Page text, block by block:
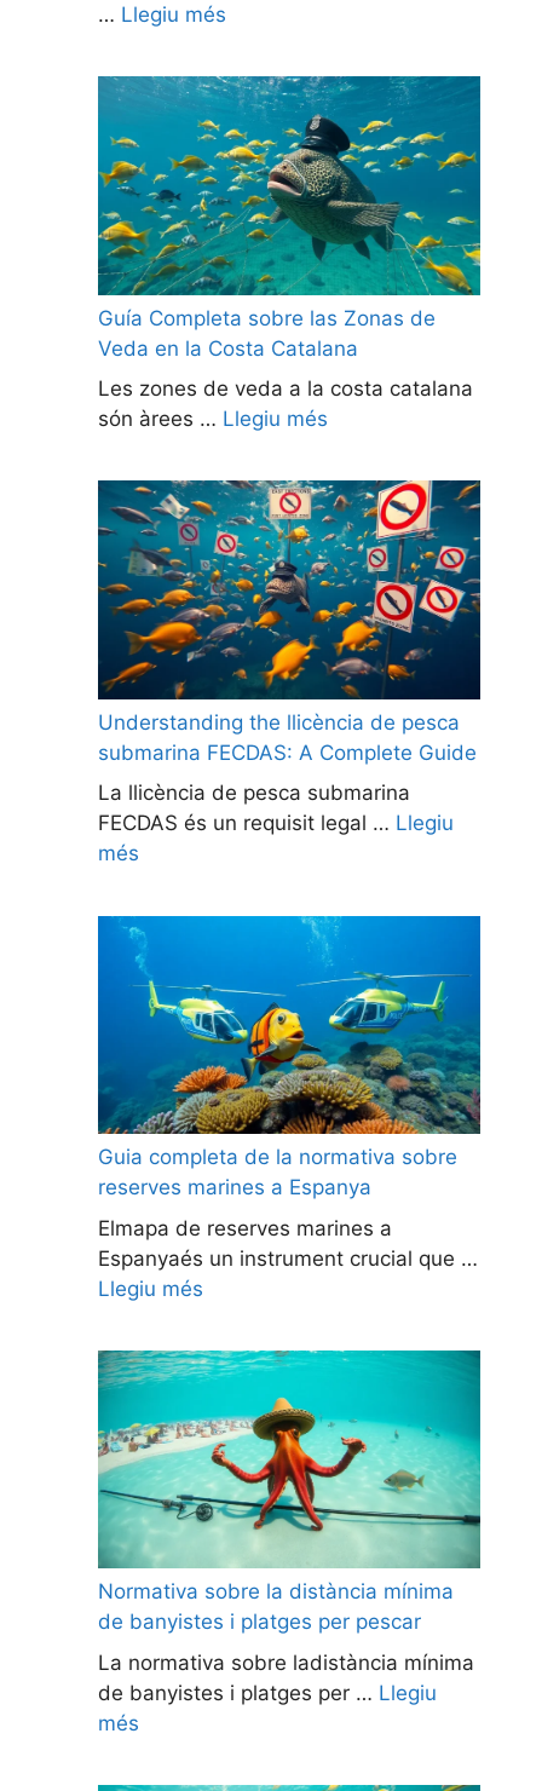
… Llegiu més
Guía Completa sobre las Zonas de
Veda en la Costa Catalana
Les zones de veda a la costa catalana
són àrees … Llegiu més
Understanding the llicència de pesca
submarina FECDAS: A Complete Guide
La llicència de pesca submarina
FECDAS és un requisit legal … Llegiu
més
Guia completa de la normativa sobre
reserves marines a Espanya
Elmapa de reserves marines a
Espanyaés un instrument crucial que …
Llegiu més
Normativa sobre la distància mínima
de banyistes i platges per pescar
La normativa sobre ladistància mínima
de banyistes i platges per … Llegiu
més